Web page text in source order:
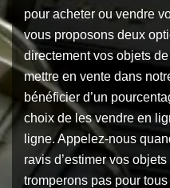
pour acheter ou vendre
vous proposons deux
directement vos objets
mettre en vente dans
bénéficier d’un
choix de les vendre en
ligne. Appelez-nous
ravis d’estimer vos
tromperons pas pour